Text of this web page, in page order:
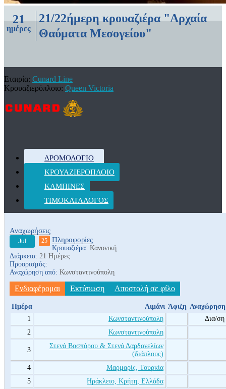
21
ημέρες
21/22ήμερη κρουαζιέρα "Αρχαία
Θαύματα Μεσογείου"
Εταιρία: Cunard Line
Κρουαζιερόπλοιο: Queen Victoria
ΔΡΟΜΟΛΌΓΙΟ
ΚΡΟΥΑΖΙΕΡΌΠΛΟΙΟ
ΚΑΜΠΊΝΕΣ
ΤΙΜΟΚΑΤΆΛΟΓΟΣ
Αναχωρήσεις
Jul 25 Πληροφορίες
Κρουαζιέρα: Κανονική
Διάρκεια: 21 Ημέρες
Προορισμός:
Αναχώρηση από: Κωνσταντινούπολη
Ενδιαφέρομαι Εκτύπωση Αποστολή σε φίλο
Ημέρα Λιμάνι Άφιξη Αναχώρηση
1
Κωνσταντινούπολη
Δια/ση
2
Κωνσταντινούπολη
3
Στενά Βοσπόρου & Στενά Δαρδανελίων
(διάπλους)
4
Μαρμαρίς, Τουρκία
5
Ηράκλειο, Κρήτη, Ελλάδα